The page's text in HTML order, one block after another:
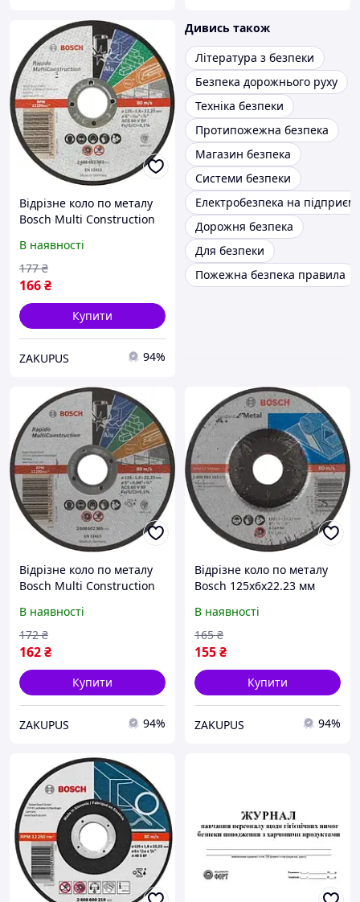
Відрізне коло по металу
Bosch Multi Construction
відповідає вимогам
безпеки EN 12413 FEPA та
oSa.
В наявності
166₴
177 ₴
Купити
ZAKUPUS 94%
Дивись також
Література з безпеки
Безпека дорожнього руху
Техніка безпеки
Протипожежна безпека
Магазин безпека
Системи безпеки
Електробезпека на
Дорожня безпека
Для безпеки
Пожежна безпека правила
Відрізне коло по металу
Bosch Multi Construction
відповідає вимогам
безпеки EN 12413 FEPA та
oSa
В наявності
162₴
172 ₴
Купити
ZAKUPUS 94%
Відрізне коло по металу
Bosch 125x6x22.23 мм
безпеки EN 12413
В наявності
155₴
165 ₴
Купити
ZAKUPUS 94%